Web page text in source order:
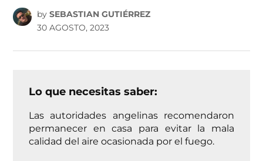
by SEBASTIAN GUTIÉRREZ
30 AGOSTO, 2023
Lo que necesitas saber:
Las autoridades angelinas recomendaron
permanecer en casa para evitar la mala
calidad del aire ocasionada por el fuego.